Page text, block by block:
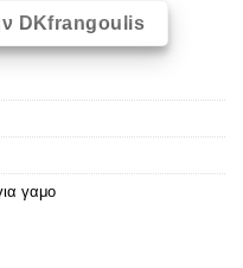
DKfrangoulis
γαμο